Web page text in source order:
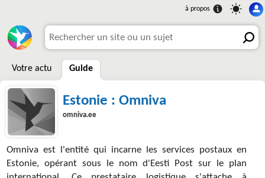
Votre actu Guide
Estonie : Omniva
omniva.ee
Omniva est l'entité qui incarne les services postaux en
Estonie, opérant sous le nom d'Eesti Post sur le plan